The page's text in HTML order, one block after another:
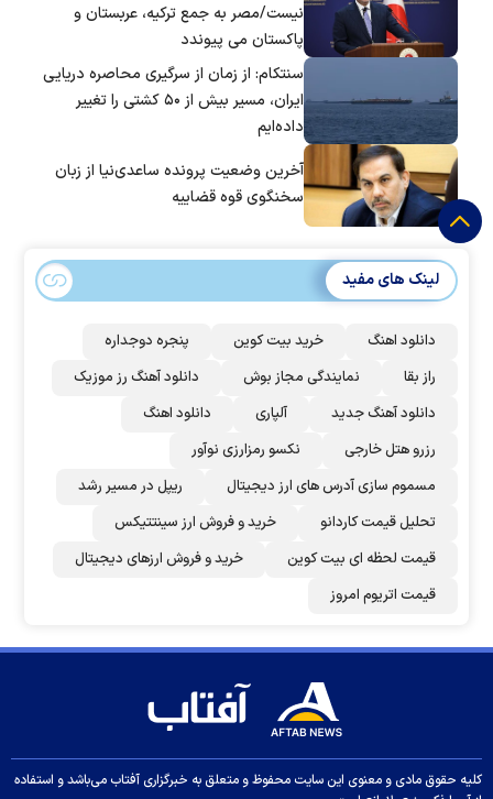
نیست/مصر به جمع ترکیه، عربستان و
پاکستان می پیوندد
سنتکام: از زمان از سرگیری محاصره دریایی
ایران، مسیر بیش از ۵۰ کشتی را تغییر
داده‌ایم
آخرین وضعیت پرونده ساعدی‌نیا از زبان
سخنگوی قوه قضاییه
لینک های مفید
دانلود اهنگ خرید بیت کوین
پنجره دوجداره
راز بقا
نمایندگی مجاز بوش
دانلود آهنگ رز‌ موزیک
دانلود آهنگ جدید
آلپاری
دانلود اهنگ
رزرو هتل خارجی
نکسو رمزارزی نوآور
مسموم سازی آدرس های ارز دیجیتال
ریپل در مسیر رشد
تحلیل قیمت کاردانو
خرید و فروش ارز سینتتیکس
قیمت لحظه ای بیت کوین
خرید و فروش ارزهای دیجیتال
قیمت اتریوم امروز
کلیه حقوق مادی و معنوی این سایت محفوظ و متعلق به خبرگزاری آفتاب می‌باشد و استفاده